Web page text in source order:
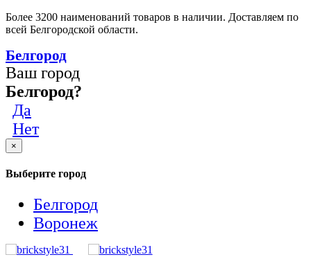
Более 3200 наименований товаров в наличии. Доставляем по
всей Белгородской области.
Белгород
Ваш город
Белгород?
Да
Нет
×
Выберите город
Белгород
Воронеж